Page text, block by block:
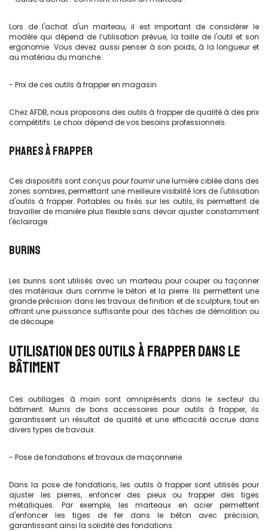
Lors de l'achat d'un marteau, il est important de considérer le
modèle qui dépend de l’utilisation prévue, la taille de l'outil et son
ergonomie. Vous devez aussi penser à son poids, à la longueur et
au matériau du manche.
- Prix de ces outils à frapper en magasin
Chez AFDB, nous proposons des outils à frapper de qualité à des prix
compétitifs. Le choix dépend de vos besoins professionnels.
PHARES À FRAPPER
Ces dispositifs sont conçus pour fournir une lumière ciblée dans des
zones sombres, permettant une meilleure visibilité lors de l'utilisation
d'outils à frapper. Portables ou fixés sur les outils, ils permettent de
travailler de manière plus flexible sans devoir ajuster constamment
l'éclairage.
BURINS
Les burins sont utilisés avec un marteau pour couper ou façonner
des matériaux durs comme le béton et la pierre. Ils permettent une
grande précision dans les travaux de finition et de sculpture, tout en
offrant une puissance suffisante pour des tâches de démolition ou
de découpe.
UTILISATION DES OUTILS À FRAPPER DANS LE
BÂTIMENT
Ces outillages à main sont omniprésents dans le secteur du
bâtiment. Munis de bons accessoires pour outils à frapper, ils
garantissent un résultat de qualité et une efficacité accrue dans
divers types de travaux.
- Pose de fondations et travaux de maçonnerie
Dans la pose de fondations, les outils à frapper sont utilisés pour
ajuster les pierres, enfoncer des pieux ou frapper des tiges
métalliques. Par exemple, les marteaux en acier permettent
d'enfoncer les tiges de fer dans le béton avec précision,
garantissant ainsi la solidité des fondations.